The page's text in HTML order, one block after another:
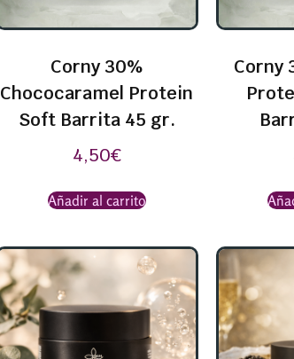
Corny 30%
Chococaramel Protein
Soft Barrita 45 gr.
4,50€
Añadir al carrito
Corny